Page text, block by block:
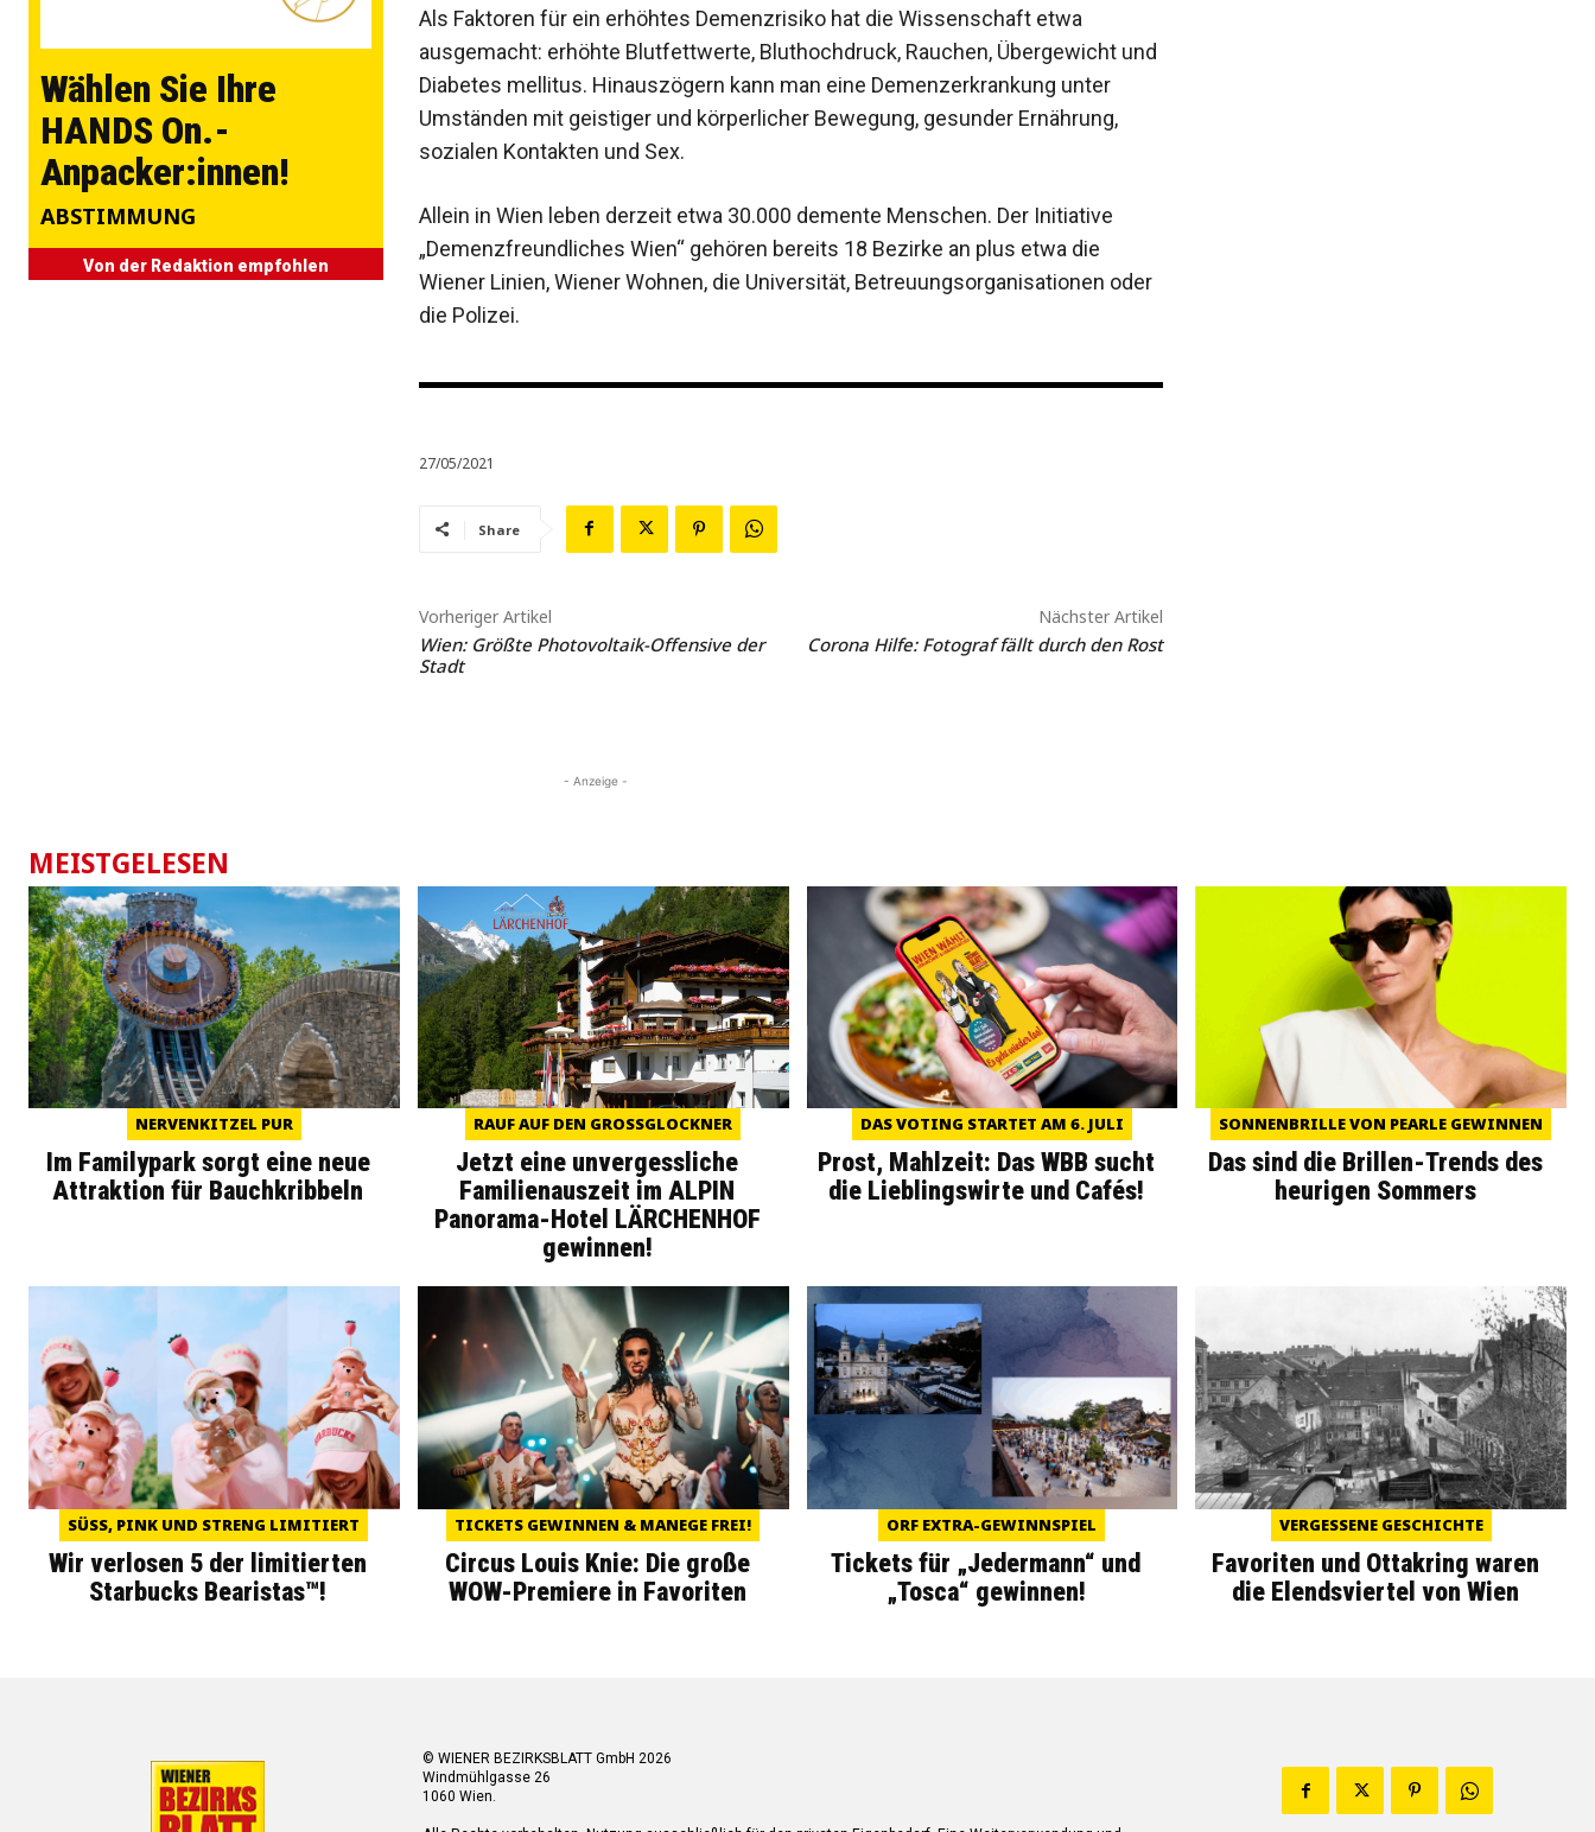
Wählen Sie Ihre
HANDS On.-
Anpacker:innen!
ABSTIMMUNG
Von der Redaktion empfohlen
Als Faktoren für ein erhöhtes Demenzrisiko hat die Wis­senschaft etwa
ausgemacht: erhöhte Blutfettwerte, ­Bluthochdruck, Rauchen, Übergewicht und
Diabetes mellitus. Hinauszögern kann man eine Demenzerkrankung unter
Umständen mit geistiger und körperlicher Bewegung, gesunder Ernährung,
sozialen Kontakten und Sex.
Allein in Wien leben derzeit etwa 30.000 demente ­Menschen. Der Initiative
„Demenz­freundliches Wien“ gehören bereits 18 Bezirke an plus etwa die
Wiener Linien, Wiener Wohnen, die Universität, Betreuungsorganisa­tionen oder
die Polizei.
27/05/2021
Share
Vorheriger Artikel
Wien: Größte Photovoltaik-Offensive der
Stadt
Nächster Artikel
Corona Hilfe: Fotograf fällt durch den Rost
- Anzeige -
MEISTGELESEN
NERVENKITZEL PUR
Im Familypark sorgt eine neue
Attraktion für Bauchkribbeln
RAUF AUF DEN GROSSGLOCKNER
Jetzt eine unvergessliche
Familienauszeit im ALPIN
Panorama-Hotel LÄRCHENHOF
gewinnen!
DAS VOTING STARTET AM 6. JULI
Prost, Mahlzeit: Das WBB sucht
die Lieblingswirte und Cafés!
SONNENBRILLE VON PEARLE GEWINNEN
Das sind die Brillen-Trends des
heurigen Sommers
SÜSS, PINK UND STRENG LIMITIERT
Wir verlosen 5 der limitierten
Starbucks Bearistas™!
TICKETS GEWINNEN & MANEGE FREI!
Circus Louis Knie: Die große
WOW-Premiere in Favoriten
ORF EXTRA-GEWINNSPIEL
Tickets für „Jedermann“ und
„Tosca“ gewinnen!
VERGESSENE GESCHICHTE
Favoriten und Ottakring waren
die Elendsviertel von Wien
© WIENER BEZIRKSBLATT GmbH 2026
Windmühlgasse 26
1060 Wien.